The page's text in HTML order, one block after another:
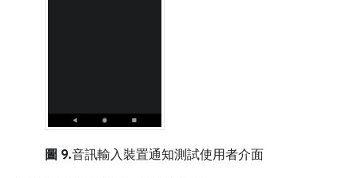
圖 9.音訊輸入裝置通知測試使用者介面